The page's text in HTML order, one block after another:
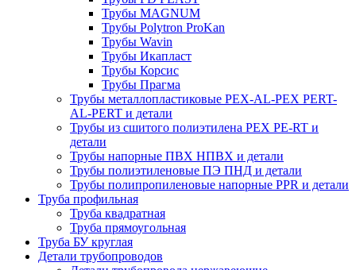
Трубы MAGNUM
Трубы Polytron ProKan
Трубы Wavin
Трубы Икапласт
Трубы Корсис
Трубы Прагма
Трубы металлопластиковые PEX-AL-PEX PERT-
AL-PERT и детали
Трубы из сшитого полиэтилена PEX PE-RT и
детали
Трубы напорные ПВХ НПВХ и детали
Трубы полиэтиленовые ПЭ ПНД и детали
Трубы полипропиленовые напорные PPR и детали
Труба профильная
Труба квадратная
Труба прямоугольная
Труба БУ круглая
Детали трубопроводов